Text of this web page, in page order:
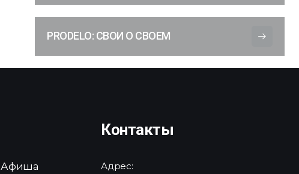
PRODELO: СВОИ О СВОЕМ
Афиша
Контакты
Адрес: